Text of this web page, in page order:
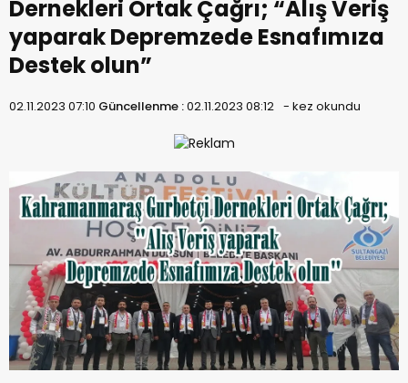
Dernekleri Ortak Çağrı; “Alış Veriş
yaparak Depremzede Esnafımıza
Destek olun”
02.11.2023 07:10 Güncellenme :02.11.2023 08:12 - kez okundu